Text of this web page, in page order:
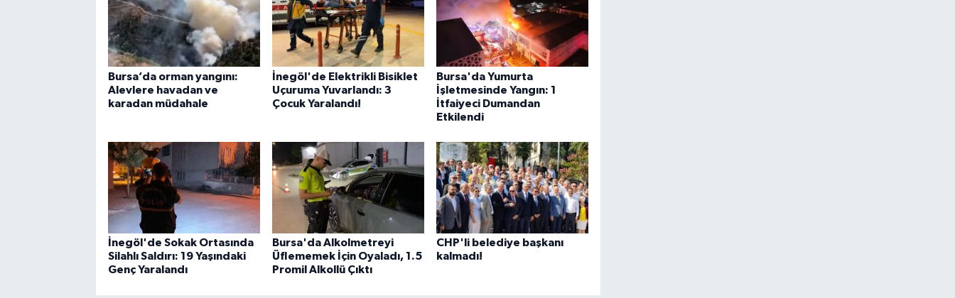
Bursa’da orman yangını:
Alevlere havadan ve
karadan müdahale
İnegöl'de Elektrikli Bisiklet
Uçuruma Yuvarlandı: 3
Çocuk Yaralandı!
Bursa'da Yumurta
İşletmesinde Yangın: 1
İtfaiyeci Dumandan
Etkilendi
İnegöl'de Sokak Ortasında
Silahlı Saldırı: 19 Yaşındaki
Genç Yaralandı
Bursa'da Alkolmetreyi
Üflememek İçin Oyaladı, 1.5
Promil Alkollü Çıktı
CHP'li belediye başkanı
kalmadı!